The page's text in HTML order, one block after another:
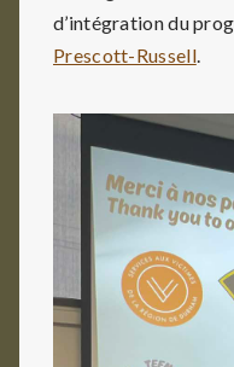
d’intégration du
Prescott-Russell.